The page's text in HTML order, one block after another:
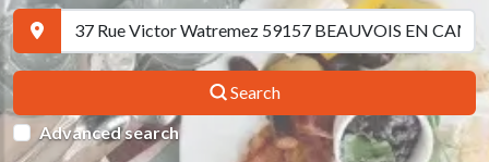
Search
Advanced search